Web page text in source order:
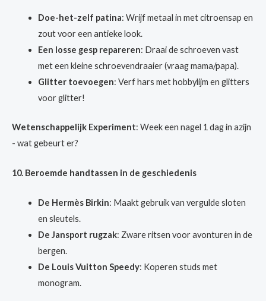
Doe-het-zelf patina: Wrijf metaal in met citroensap en
zout voor een antieke look.
Een losse gesp repareren: Draai de schroeven vast
met een kleine schroevendraaier (vraag mama/papa).
Glitter toevoegen: Verf hars met hobbylijm en glitters
voor glitter!
Wetenschappelijk Experiment: Week een nagel 1 dag in azijn
- wat gebeurt er?
10. Beroemde handtassen in de geschiedenis
De Hermès Birkin: Maakt gebruik van vergulde sloten
en sleutels.
De Jansport rugzak: Zware ritsen voor avonturen in de
bergen.
De Louis Vuitton Speedy: Koperen studs met
monogram.